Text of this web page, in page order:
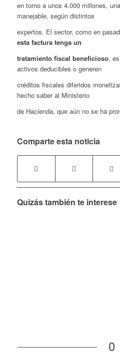
en torno a unos 4.000 millones,
manejable, según distintos
expertos. El sector, como en
esta factura tenga un
tratamiento fiscal beneficioso,
activos deducibles o generen
créditos fiscales diferidos
hecho saber al Ministerio
de Hacienda, que aún no se ha
Comparte esta noticia
Quizás también te interese
0